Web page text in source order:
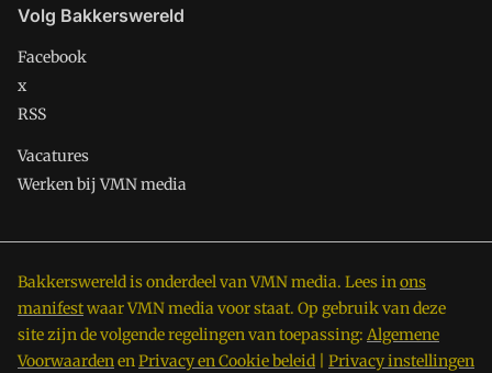
Volg Bakkerswereld
Facebook
x
RSS
Vacatures
Werken bij VMN media
Bakkerswereld is onderdeel van VMN media. Lees inons
manifestwaar VMN media voor staat. Op gebruik van deze
site zijn de volgende regelingen van toepassing: Algemene
VoorwaardenenPrivacy en Cookie beleid Privacy instellingen